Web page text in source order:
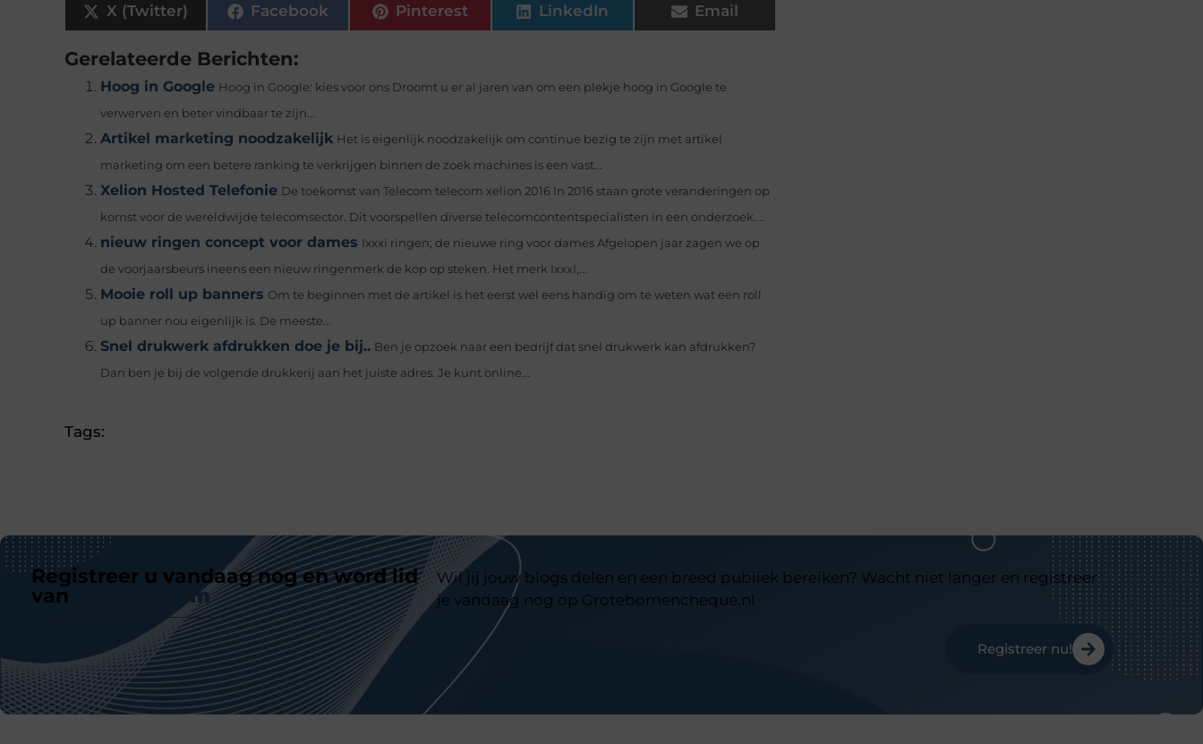
X (Twitter) Facebook Pinterest LinkedIn Email
Gerelateerde Berichten:
Hoog in Google Hoog in Google: kies voor ons Droomt u er al jaren van om een plekje hoog in Google te
verwerven en beter vindbaar te zijn...
Artikel marketing noodzakelijk Het is eigenlijk noodzakelijk om continue bezig te zijn met artikel
marketing om een betere ranking te verkrijgen binnen de zoek machines is een vast...
Xelion Hosted Telefonie De toekomst van Telecom telecom xelion 2016 In 2016 staan grote veranderingen op
komst voor de wereldwijde telecomsector. Dit voorspellen diverse telecomcontentspecialisten in een onderzoek....
nieuw ringen concept voor dames Ixxxi ringen; de nieuwe ring voor dames Afgelopen jaar zagen we op
de voorjaarsbeurs ineens een nieuw ringenmerk de kop op steken. Het merk IxxxI,...
Mooie roll up banners Om te beginnen met de artikel is het eerst wel eens handig om te weten wat een roll
up banner nou eigenlijk is. De meeste...
Snel drukwerk afdrukken doe je bij.. Ben je opzoek naar een bedrijf dat snel drukwerk kan afdrukken?
Dan ben je bij de volgende drukkerij aan het juiste adres. Je kunt online...
Tags:
Registreer u vandaag nog en word lid
van
ons platform
Wil jij jouw blogs delen en een breed publiek bereiken? Wacht niet langer en registreer
je vandaag nog op Grotebomencheque.nl
Registreer nu!